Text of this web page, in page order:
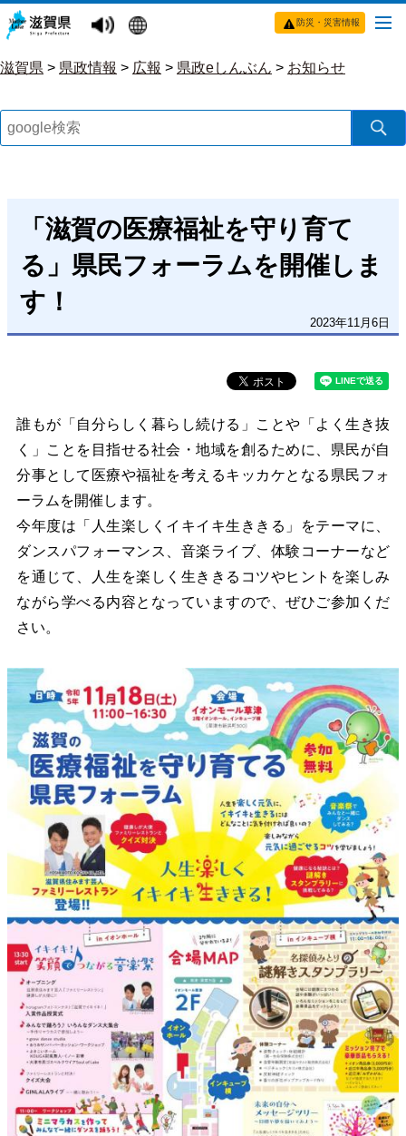
防災・災害情報
滋賀県 > 県政情報 > 広報 > 県政eしんぶん > お知らせ
「滋賀の医療福祉を守り育て
る」県民フォーラムを開催しま
す！
2023年11月6日
誰もが「自分らしく暮らし続ける」ことや「よく生き抜
く」ことを目指せる社会・地域を創るために、県民が自
分事として医療や福祉を考えるキッカケとなる県民フォ
ーラムを開催します。
今年度は「人生楽しくイキイキ生ききる」をテーマに、
ダンスパフォーマンス、音楽ライブ、体験コーナーなど
を通じて、人生を楽しく生ききるコツやヒントを楽しみ
ながら学べる内容となっていますので、ぜひご参加くだ
さい。